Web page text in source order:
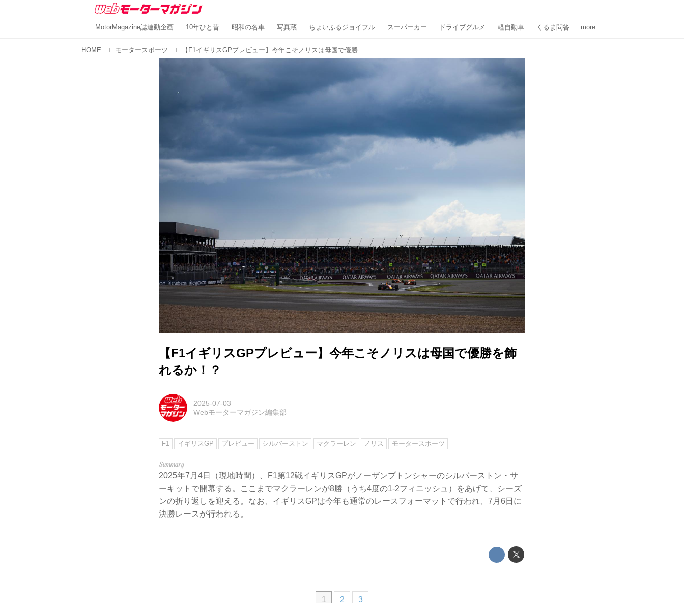
MotorMagazine誌連動企画 10年ひと昔 昭和の名車 写真蔵 ちょいふるジョイフル スーパーカー ドライブグルメ 軽自動車 くるま問答 more
HOME モータースポーツ 【F1イギリスGPプレビュー】今年こそノリスは母国で優勝を飾れるか！？
【F1イギリスGPプレビュー】今年こそノリスは母国で優勝を飾
れるか！？
2025-07-03
Webモーターマガジン編集部
F1 イギリスGP プレビュー シルバーストン マクラーレン ノリス モータースポーツ
2025年7月4日（現地時間）、F1第12戦イギリスGPがノーザンプトンシャーのシルバーストン・サ
ーキットで開幕する。ここまでマクラーレンが8勝（うち4度の1-2フィニッシュ）をあげて、シーズ
ンの折り返しを迎える。なお、イギリスGPは今年も通常のレースフォーマットで行われ、7月6日に
決勝レースが行われる。
1 2 3